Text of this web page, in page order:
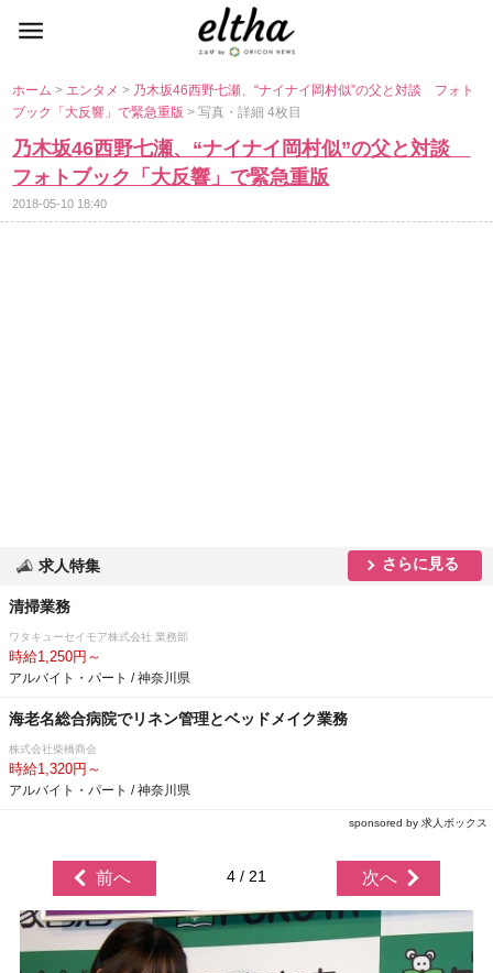
ホーム> エンタメ> 乃木坂46西野七瀬、“ナイナイ岡村似”の父と対談 フォト
ブック「大反響」で緊急重版> 写真・詳細 4枚目
乃木坂46西野七瀬、“ナイナイ岡村似”の父と対談
フォトブック「大反響」で緊急重版
2018-05-10 18:40
求人特集 さらに見る
清掃業務
ワタキューセイモア株式会社 業務部
時給1,250円～
アルバイト・パート / 神奈川県
海老名総合病院でリネン管理とベッドメイク業務
株式会社柴橋商会
時給1,320円～
アルバイト・パート / 神奈川県
sponsored by 求人ボックス
前へ 4 / 21 次へ